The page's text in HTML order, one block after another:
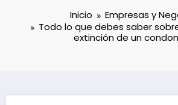
Inicio
Empresas y
Todo lo que debes saber
extinción de un